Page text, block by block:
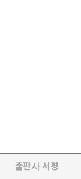
출판사 서평